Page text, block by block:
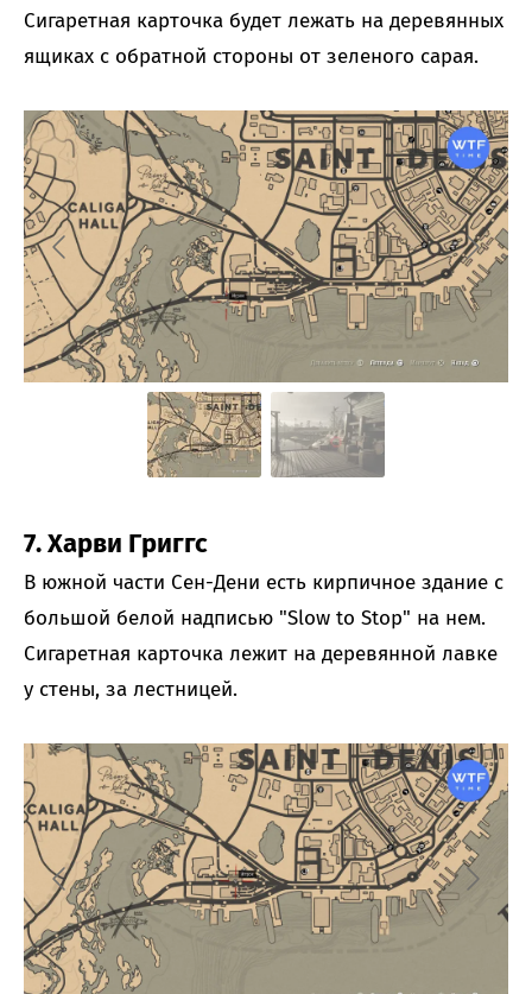
Сигаретная карточка будет лежать на деревянных
ящиках с обратной стороны от зеленого сарая.
7. Харви Григгс
В южной части Сен-Дени есть кирпичное здание с
большой белой надписью "Slow to Stop" на нем.
Сигаретная карточка лежит на деревянной лавке
у стены, за лестницей.